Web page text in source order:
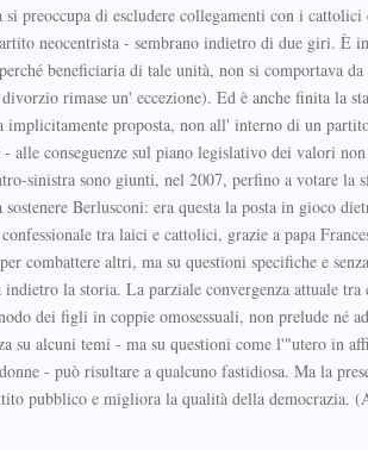
preoccupa di escludere collegamenti con i
neocentrista - sembrano indietro di due giri. È
beneficiaria di tale unità, non si comportava
rimase un' eccezione). Ed è anche finita la
proposta, non all' interno di un
alle conseguenze sul piano legislativo dei valori non
sinistra sono giunti, nel 2007, perfino a votare la
Berlusconi: era questa la posta in gioco
tra laici e cattolici, grazie a papa
combattere altri, ma su questioni specifiche e senza
la storia. La parziale convergenza attuale tra
dei figli in coppie omosessuali, non prelude né
su alcuni temi - ma su questioni come l'"utero in
- può risultare a qualcuno fastidiosa. Ma la
pubblico e migliora la qualità della democrazia.